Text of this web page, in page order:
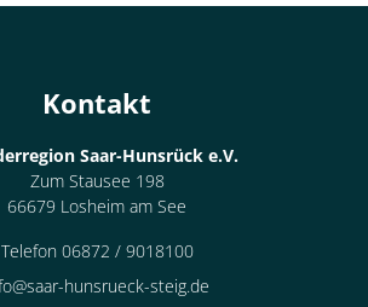
Kontakt
Saar-Hunsrück e.V.
Zum Stausee 198
66679 Losheim am See
Telefon 06872 / 9018100
hunsrueck-steig.de